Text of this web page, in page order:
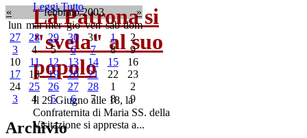
Leggi Tutto
La Patrona si
"svela" al suo
popolo
Il 29 Giugno alle 18, la
Confraternita di Maria SS. della
Visitazione si appresta a...
« febbraio 2003
»
lun mar mer gio ven sab dom
27
28 29 30 31 1
2
3
4 5 6 7 8
9
10
11 12 13 14 15
16
17
18 19 20 21 22
23
24
25 26 27 28 1
2
3
4 5 6 7 8 9
Archivio